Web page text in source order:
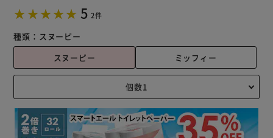
5 2件
種類： スヌーピー
スヌーピー
ミッフィー